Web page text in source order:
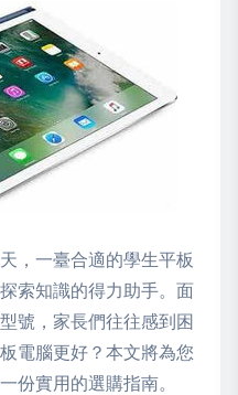
，一臺合適的學生平板
索知識的得力助手。面
號，家長們往往感到困
電腦更好？本文將為您
份實用的選購指南。